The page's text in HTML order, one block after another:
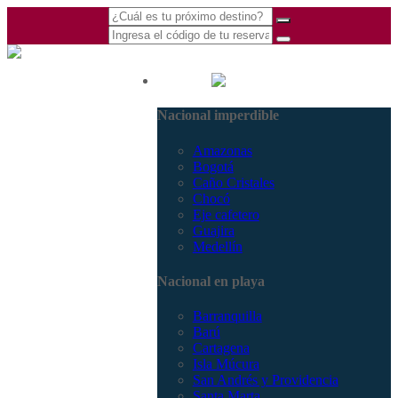
Nacional imperdible
Amazonas
Bogotá
Caño Cristales
Chocó
Eje cafetero
Guajira
Medellín
Nacional en playa
Barranquilla
Barú
Cartagena
Isla Múcura
San Andrés y Providencia